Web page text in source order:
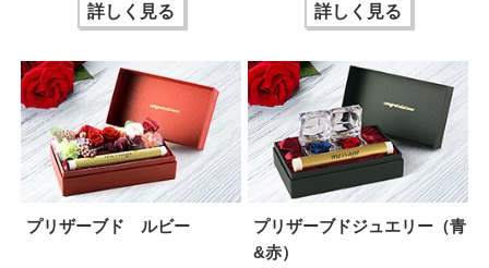
詳しく見る 詳しく見る
プリザーブド ルビー
プリザーブドジュエリー（青
&赤）